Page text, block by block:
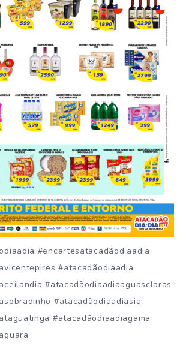
#encartesatacadãodiaadia
#atacadãodiaadia
#atacadãodiaadiaaguasclaras
#atacadãodiaadiasia
#atacadãodiaadiagama